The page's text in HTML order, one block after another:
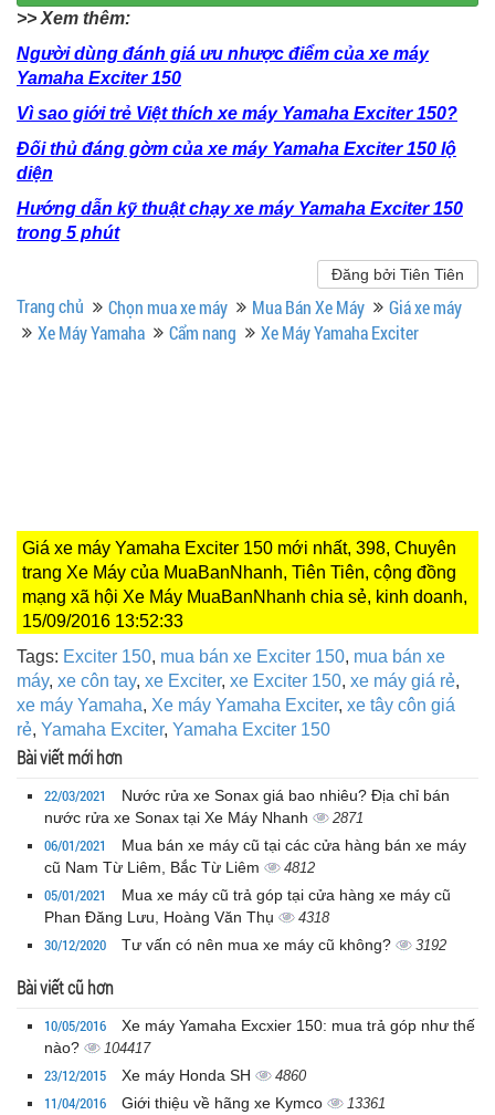
>> Xem thêm:
Người dùng đánh giá ưu nhược điểm của xe máy
Yamaha Exciter 150
Vì sao giới trẻ Việt thích xe máy Yamaha Exciter 150?
Đối thủ đáng gờm của xe máy Yamaha Exciter 150 lộ
diện
Hướng dẫn kỹ thuật chạy xe máy Yamaha Exciter 150
trong 5 phút
Đăng bởi Tiên Tiên
Trang chủ Chọn mua xe máy Mua Bán Xe Máy
Giá xe máy
Xe Máy Yamaha
Cẩm nang Xe Máy Yamaha Exciter
Giá xe máy Yamaha Exciter 150 mới nhất, 398, Chuyên
trang Xe Máy của MuaBanNhanh, Tiên Tiên, cộng đồng
mạng xã hội Xe Máy MuaBanNhanh chia sẻ, kinh doanh,
15/09/2016 13:52:33
Tags: Exciter 150, mua bán xe Exciter 150, mua bán xe
máy, xe côn tay, xe Exciter, xe Exciter 150, xe máy giá rẻ,
xe máy Yamaha, Xe máy Yamaha Exciter, xe tây côn giá
rẻ, Yamaha Exciter, Yamaha Exciter 150
Bài viết mới hơn
22/03/2021
Nước rửa xe Sonax giá bao nhiêu? Địa chỉ bán
nước rửa xe Sonax tại Xe Máy Nhanh
2871
06/01/2021
Mua bán xe máy cũ tại các cửa hàng bán xe máy
cũ Nam Từ Liêm, Bắc Từ Liêm
4812
05/01/2021
Mua xe máy cũ trả góp tại cửa hàng xe máy cũ
Phan Đăng Lưu, Hoàng Văn Thụ
4318
30/12/2020 Tư vấn có nên mua xe máy cũ không? 3192
Bài viết cũ hơn
10/05/2016
Xe máy Yamaha Excxier 150: mua trả góp như thế
nào?
104417
23/12/2015 Xe máy Honda SH 4860
11/04/2016 Giới thiệu về hãng xe Kymco 13361